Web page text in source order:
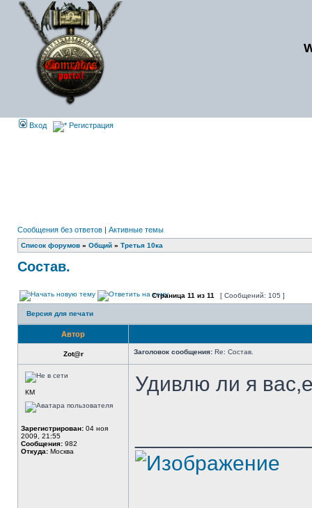
Вход Регистрация
Сообщения без ответов | Активные темы
Список форумов » Общий » Третья 10ка
Состав.
Страница 11 из 11 [ Сообщений: 105 ]
Версия для печати
Автор
Zot@r Заголовок сообщения: Re: Состав.
КМ
Зарегистрирован: 04 ноя
2009, 21:55
Сообщения: 982
Откуда: Москва
Удивлю ли я